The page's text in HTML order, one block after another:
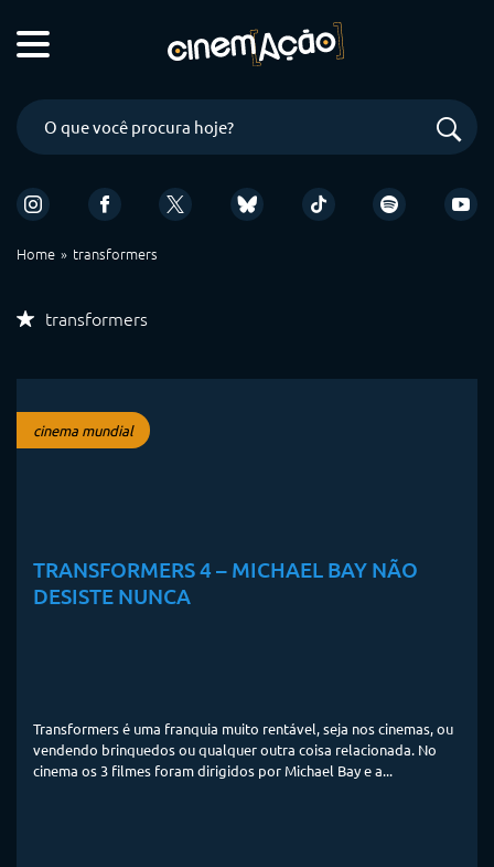
Home transformers
transformers
cinema mundial
TRANSFORMERS 4 – MICHAEL BAY NÃO
DESISTE NUNCA
Transformers é uma franquia muito rentável, seja nos cinemas, ou
vendendo brinquedos ou qualquer outra coisa relacionada. No
cinema os 3 filmes foram dirigidos por Michael Bay e a...